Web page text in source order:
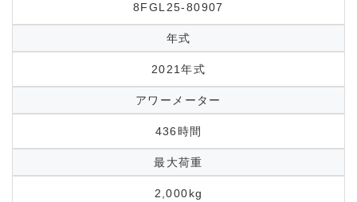
8FGL25-80907
年式
2021年式
アワーメーター
436時間
最大荷重
2,000kg